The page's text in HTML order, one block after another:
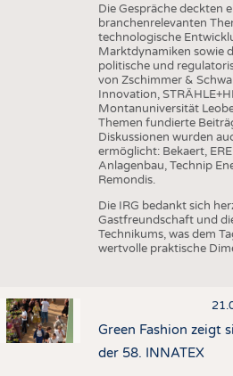
Die Gespräche deckten
branchenrelevanten
technologische
Marktdynamiken sowie
politische und
von Zschimmer &
Innovation,
Montanuniversität
Themen fundierte
Diskussionen wurden
ermöglicht: Bekaert,
Anlagenbau, Technip
Remondis.
Die IRG bedankt sich
Gastfreundschaft und
Technikums, was dem
wertvolle praktische
Green Fashion zeigt
der 58. INNATEX